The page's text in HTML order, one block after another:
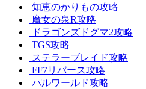
知恵のかりもの攻略
魔女の泉R攻略
ドラゴンズドグマ2攻略
TGS攻略
ステラーブレイド攻略
FF7リバース攻略
パルワールド攻略